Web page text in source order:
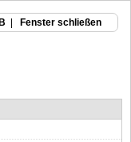
Fenster schließen